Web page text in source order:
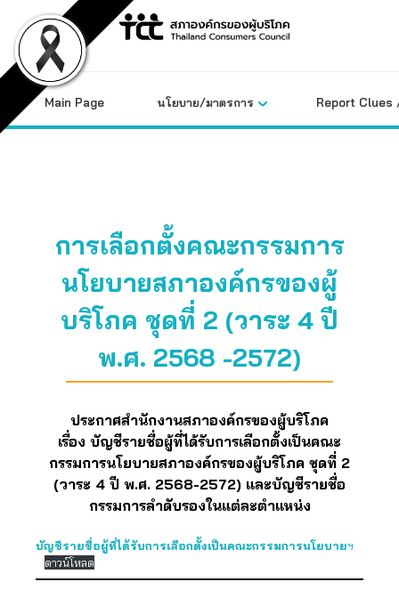
content
Main Page นโยบาย/มาตรการ Report Clues
การเลือกตั้งคณะกรรมการ
นโยบายสภาองค์กรของผู้
บริโภค ชุดที่ 2 (วาระ 4 ปี
พ.ศ. 2568 -2572)
ประกาศสำนักงานสภาองค์กรของผู้บริโภค
เรื่อง บัญชีรายชื่อผู้ที่ได้รับการเลือกตั้งเป็นคณะ
กรรมการนโยบายสภาองค์กรของผู้บริโภค ชุดที่ 2
(วาระ 4 ปี พ.ศ. 2568-2572) และบัญชีรายชื่อ
กรรมการลำดับรองในแต่ละตำแหน่ง
บัญชีรายชื่อผู้ที่ได้รับการเลือกตั้งเป็นคณะกรรมการนโยบายฯ
ดาวน์โหลด